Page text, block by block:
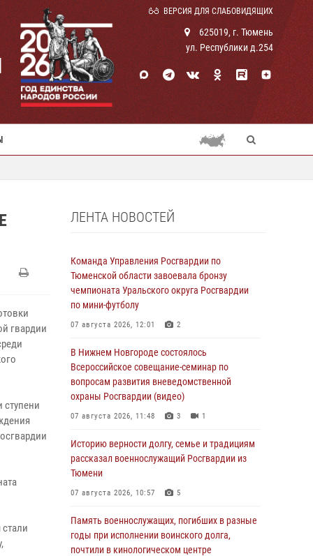
ВЕРСИЯ ДЛЯ СЛАБОВИДЯЩИХ
625019, г. Тюмень
ул. Республики д.254
гвардии
ступени
ЛЕНТА НОВОСТЕЙ
Команда Управления Росгвардии по
Тюменской области завоевала бронзу
чемпионата Уральского округа Росгвардии
по мини-футболу
07 августа 2026, 12:01 2
В Нижнем Новгороде состоялось
Всероссийское совещание-семинар по
вопросам развития вневедомственной
охраны Росгвардии (видео)
07 августа 2026, 11:48 3 1
Историю верности долгу, семье и традициям
рассказал военнослужащий Росгвардии из
Тюмени
07 августа 2026, 10:57 5
Память военнослужащих, погибших в разные
годы при исполнении воинского долга,
почтили в кинологическом центре